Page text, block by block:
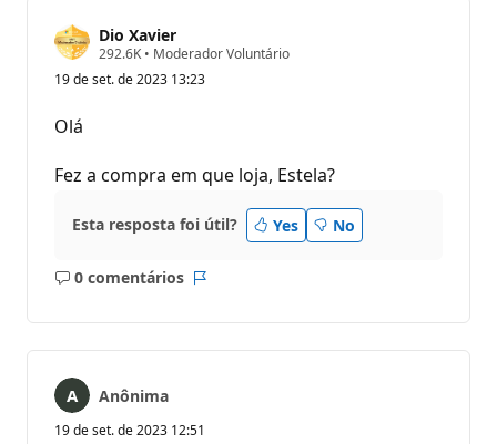
Dio Xavier
292.6K P
n
e
r
p
u
a
ç
o
• Moderador Voluntário
19 de set. de 2023 13:23
Olá
Fez a compra em que loja, Estela?
Esta resposta foi útil? Yes No
0 comentários
Sem
Anônima
19 de set. de 2023 12:51